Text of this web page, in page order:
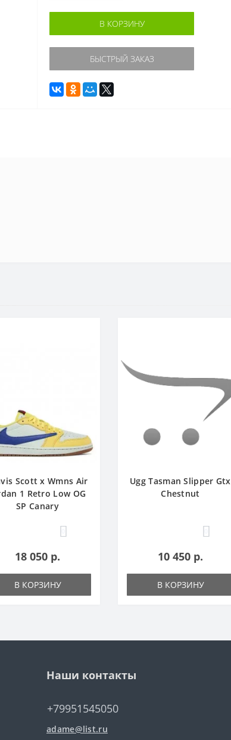
В КОРЗИНУ
БЫСТРЫЙ ЗАКАЗ
Scott x Wmns Air
1 Retro Low OG
SP Canary
18 050 р.
В КОРЗИНУ
Ugg Tasman Slipper Gtx
Chestnut
10 450 р.
В КОРЗИНУ
Наши контакты
+79951545050
adame@list.ru